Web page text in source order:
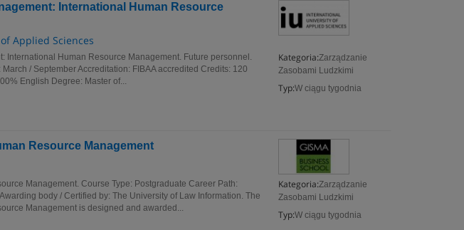
International Human Resource
Applied Sciences
Kategoria:Zarządzanie
Zasobami Ludzkimi
Typ:W ciągu tygodnia
International Human Resource Management. Future personnel.
/ September Accreditation: FIBAA accredited Credits: 120
English Degree: Master of...
Resource Management
Kategoria:Zarządzanie
Zasobami Ludzkimi
Typ:W ciągu tygodnia
Management. Course Type: Postgraduate Career Path:
body / Certified by: The University of Law Information. The
Management is designed and awarded...